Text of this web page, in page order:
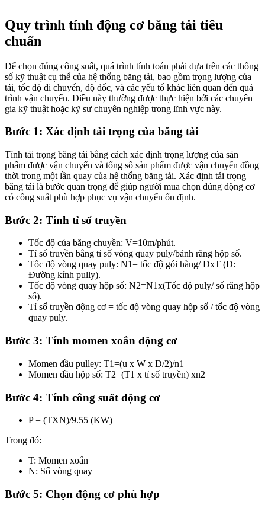
Quy trình tính động cơ băng tải tiêu
chuẩn
Để chọn đúng công suất, quá trình tính toán phải dựa trên các thông
số kỹ thuật cụ thể của hệ thống băng tải, bao gồm trọng lượng của
tải, tốc độ di chuyển, độ dốc, và các yếu tố khác liên quan đến quá
trình vận chuyển. Điều này thường được thực hiện bởi các chuyên
gia kỹ thuật hoặc kỹ sư chuyên nghiệp trong lĩnh vực này.
Bước 1: Xác định tải trọng của băng tải
Tính tải trọng băng tải bằng cách xác định trọng lượng của sản
phẩm được vận chuyển và tổng số sản phẩm được vận chuyển đồng
thời trong một lần quay của hệ thống băng tải. Xác định tải trọng
băng tải là bước quan trọng để giúp người mua chọn đúng động cơ
có công suất phù hợp phục vụ vận chuyển ổn định.
Bước 2: Tính tỉ số truyền
Tốc độ của băng chuyền: V=10m/phút.
Tỉ số truyền bằng tỉ số vòng quay puly/bánh răng hộp số.
Tốc độ vòng quay puly: N1= tốc độ gói hàng/ DxT (D:
Đường kính pully).
Tốc độ vòng quay hộp số: N2=N1x(Tốc độ puly/ số răng hộp
số).
Tỉ số truyền động cơ = tốc độ vòng quay hộp số / tốc độ vòng
quay puly.
Bước 3: Tính momen xoắn động cơ
Momen đầu pulley: T1=(u x W x D/2)/n1
Momen đầu hộp số: T2=(T1 x tỉ số truyền) xn2
Bước 4: Tính công suất động cơ
P = (TXN)/9.55 (KW)
Trong đó:
T: Momen xoắn
N: Số vòng quay
Bước 5: Chọn động cơ phù hợp